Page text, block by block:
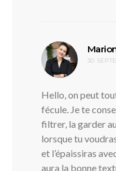
30
Hello, on peut
fécule. Je te
filtrer, la garder
lorsque tu
et l’épaissiras
aura la bonne